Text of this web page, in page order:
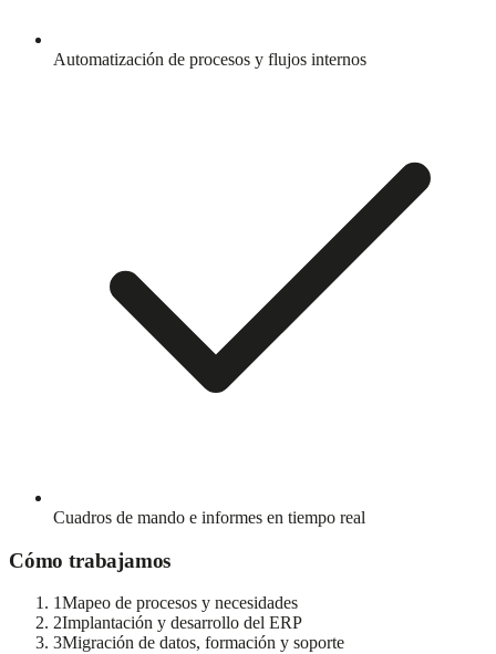
Automatización de procesos y flujos internos
Cuadros de mando e informes en tiempo real
Cómo trabajamos
1Mapeo de procesos y necesidades
2Implantación y desarrollo del ERP
3Migración de datos, formación y soporte